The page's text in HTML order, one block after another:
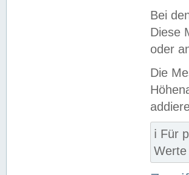
Bei
Diese
oder
Die
ℹ️ Für